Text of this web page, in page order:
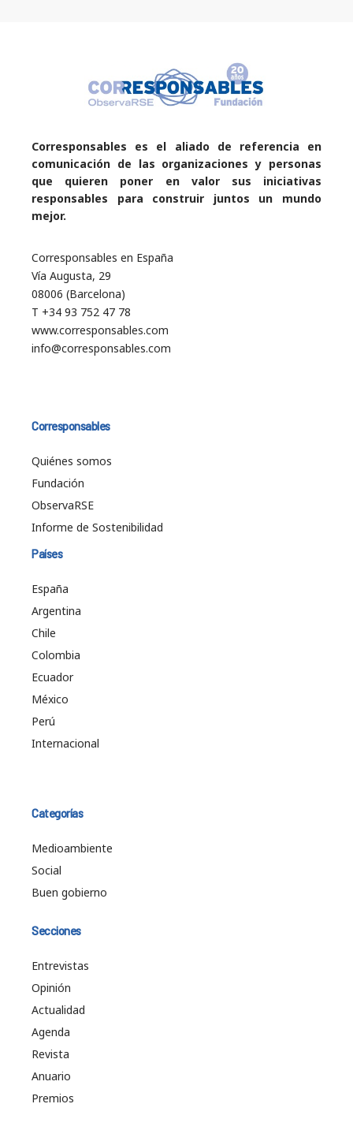
Corresponsables es el aliado de referencia en
comunicación de las organizaciones y personas
que quieren poner en valor sus iniciativas
responsables para construir juntos un mundo
mejor.
Corresponsables en España
Vía Augusta, 29
08006 (Barcelona)
T +34 93 752 47 78
www.corresponsables.com
info@corresponsables.com
Corresponsables
Quiénes somos
Fundación
ObservaRSE
Informe de Sostenibilidad
Países
España
Argentina
Chile
Colombia
Ecuador
México
Perú
Internacional
Categorías
Medioambiente
Social
Buen gobierno
Secciones
Entrevistas
Opinión
Actualidad
Agenda
Revista
Anuario
Premios